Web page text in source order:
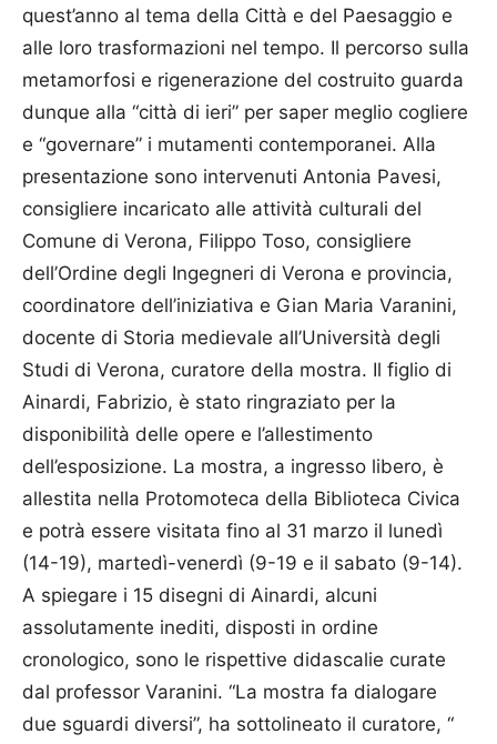
quest’anno al tema della Città e del Paesaggio e
alle loro trasformazioni nel tempo. Il percorso sulla
metamorfosi e rigenerazione del costruito guarda
dunque alla “città di ieri” per saper meglio cogliere
e “governare” i mutamenti contemporanei. Alla
presentazione sono intervenuti Antonia Pavesi,
consigliere incaricato alle attività culturali del
Comune di Verona, Filippo Toso, consigliere
dell’Ordine degli Ingegneri di Verona e provincia,
coordinatore dell’iniziativa e Gian Maria Varanini,
docente di Storia medievale all’Università degli
Studi di Verona, curatore della mostra. Il figlio di
Ainardi, Fabrizio, è stato ringraziato per la
disponibilità delle opere e l’allestimento
dell’esposizione. La mostra, a ingresso libero, è
allestita nella Protomoteca della Biblioteca Civica
e potrà essere visitata fino al 31 marzo il lunedì
(14-19), martedì-venerdì (9-19 e il sabato (9-14).
A spiegare i 15 disegni di Ainardi, alcuni
assolutamente inediti, disposti in ordine
cronologico, sono le rispettive didascalie curate
dal professor Varanini. “La mostra fa dialogare
due sguardi diversi”, ha sottolineato il curatore, “